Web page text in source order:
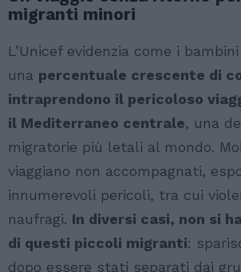
migranti minori
L’Unicef evidenzia come i
una percentuale crescente di
intraprendono il pericoloso
il Mediterraneo centrale, una
migratorie più letali al mondo.
viaggiano non accompagnati,
innumerevoli pericoli, tra cui
naufragi. In diversi casi, non si
di questi piccoli migranti:
dopo essere stati separati dai